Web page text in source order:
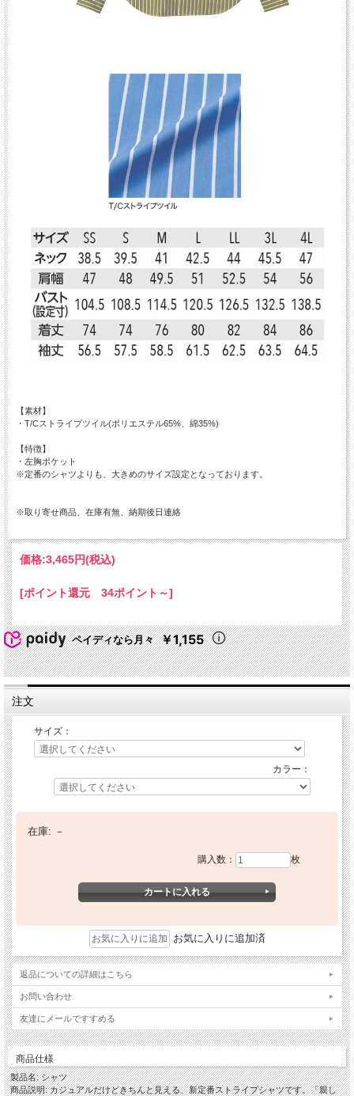
【素材】
・T/Cストライプツイル(ポリエステル65%、綿35%)
【特徴】
・左胸ポケット
※定番のシャツよりも、大きめのサイズ設定となっております。
※取り寄せ商品、在庫有無、納期後日連絡
価格:3,465円(税込)
[ポイント還元 34ポイント～]
ペイディなら月々 ￥1,155
注文
サイズ：
カラー：
在庫: －
購入数： 枚
お気に入りに追加済
返品についての詳細はこちら
お問い合わせ
友達にメールですすめる
商品仕様
製品名: シャツ
商品説明: カジュアルだけどきちんと見える、新定番ストライプシャツです。「親し